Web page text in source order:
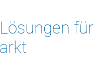
für